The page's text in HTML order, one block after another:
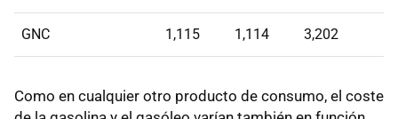
GNC 1,115 1,114 3,202
Como en cualquier otro producto de consumo, el coste